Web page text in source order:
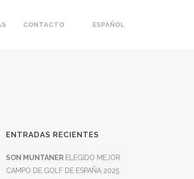
CONTACTO ESPAÑOL
ENTRADAS RECIENTES
SON MUNTANER ELEGIDO MEJOR
CAMPO DE GOLF DE ESPAÑA 2025